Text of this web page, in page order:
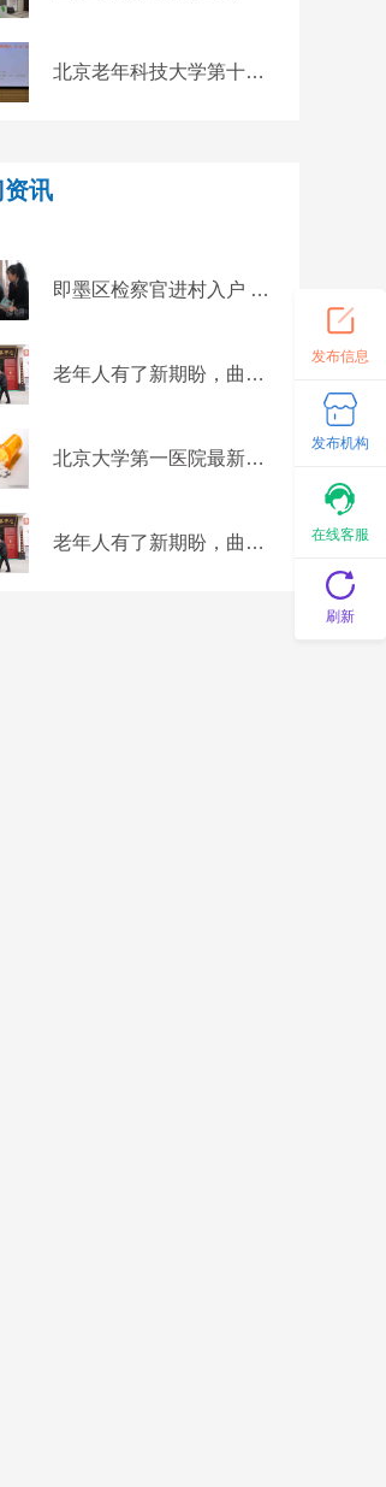
北京老年科技大学第十二期教学活动成功举办——老年人如何合理用药？
讯
即墨区检察官进村入户 向老年人宣传防范养老诈骗知识
老年人有了新期盼，曲阜鲁城街道让“医康养”走出新路子
北京大学第一医院最新研究：老年人服用阿司匹林，小剂量更加安全
老年人有了新期盼，曲阜鲁城街道让“医康养”走出新路子
发布信息
发布机构
在线客服
刷新